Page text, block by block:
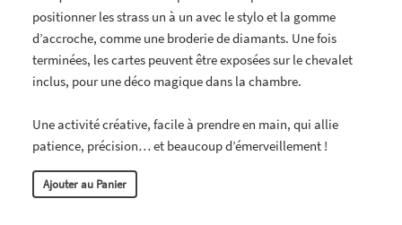
positionner les strass un à un avec le stylo et la gomme
d’accroche, comme une broderie de diamants. Une fois
terminées, les cartes peuvent être exposées sur le chevalet
inclus, pour une déco magique dans la chambre.
Une activité créative, facile à prendre en main, qui allie
patience, précision… et beaucoup d’émerveillement !
Ajouter au Panier